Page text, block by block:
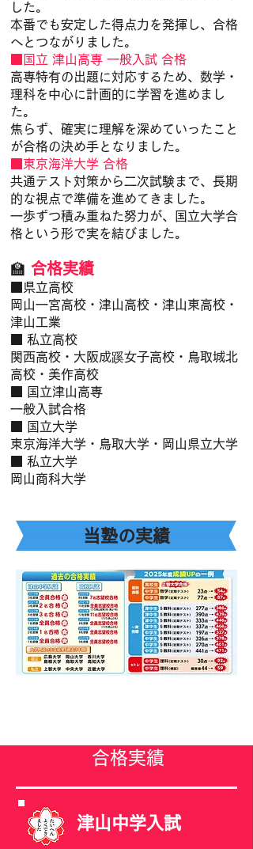
した。
本番でも安定した得点力を発揮し、合格
へとつながりました。
■国立 津山高専 一般入試 合格
高専特有の出題に対応するため、数学・
理科を中心に計画的に学習を進めまし
た。
焦らず、確実に理解を深めていったこと
が合格の決め手となりました。
■東京海洋大学 合格
共通テスト対策から二次試験まで、長期
的な視点で準備を進めてきました。
一歩ずつ積み重ねた努力が、国立大学合
格という形で実を結びました。
🏫 合格実績
■県立高校
岡山一宮高校・津山高校・津山東高校・
津山工業
■ 私立高校
関西高校・大阪成蹊女子高校・鳥取城北
高校・美作高校
■ 国立津山高専
一般入試合格
■ 国立大学
東京海洋大学・鳥取大学・岡山県立大学
■ 私立大学
岡山商科大学
当塾の実績
合格実績
津山中学入試